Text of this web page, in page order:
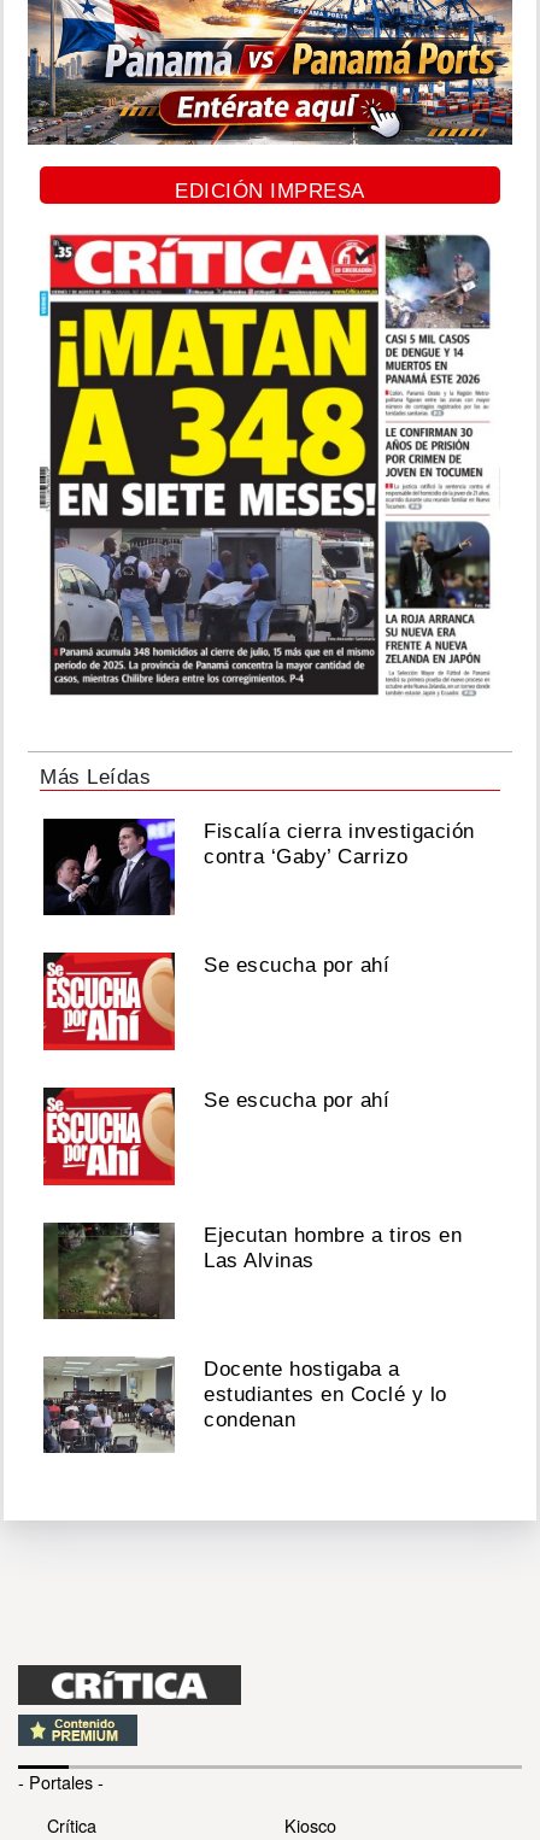
EDICIÓN IMPRESA
Más Leídas
Fiscalía cierra investigación
contra ‘Gaby’ Carrizo
Se escucha por ahí
Se escucha por ahí
Ejecutan hombre a tiros en
Las Alvinas
Docente hostigaba a
estudiantes en Coclé y lo
condenan
- Portales -
Crítica
Kiosco